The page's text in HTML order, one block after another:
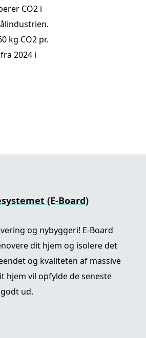
CO2 i
kg CO2 pr.
2024 i
(E-Board)
og nybyggeri! E-Board
dit hjem og isolere det
og kvaliteten af ​​massive
hjem vil opfylde de seneste
ud.